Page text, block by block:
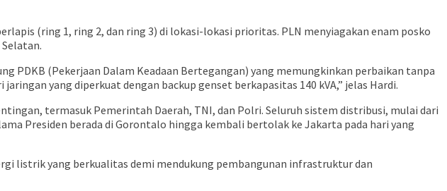
(ring 1, ring 2, dan ring 3) di lokasi-lokasi prioritas. PLN menyiagakan enam posko
PDKB (Pekerjaan Dalam Keadaan Bertegangan) yang memungkinkan perbaikan tanpa
yang diperkuat dengan backup genset berkapasitas 140 kVA,” jelas Hardi.
termasuk Pemerintah Daerah, TNI, dan Polri. Seluruh sistem distribusi, mulai dari
Presiden berada di Gorontalo hingga kembali bertolak ke Jakarta pada hari yang
listrik yang berkualitas demi mendukung pembangunan infrastruktur dan